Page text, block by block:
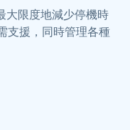
限度地減少停機時
支援，同時管理各種